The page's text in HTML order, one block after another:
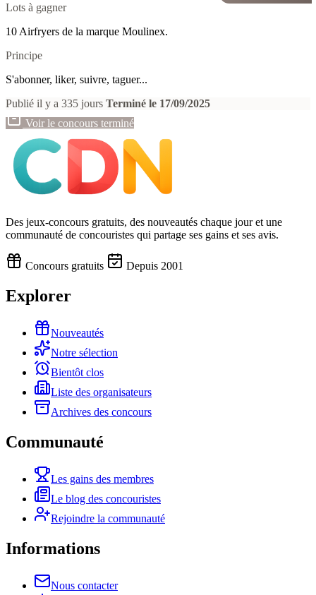
Lots à gagner
10 Airfryers de la marque Moulinex.
Principe
S'abonner, liker, suivre, taguer...
Publié il y a 335 jours Terminé le 17/09/2025
Voir le concours terminé
Des jeux-concours gratuits, des nouveautés chaque jour et une
communauté de concouristes qui partage ses gains et ses avis.
Concours gratuits Depuis 2001
Explorer
Nouveautés
Notre sélection
Bientôt clos
Liste des organisateurs
Archives des concours
Communauté
Les gains des membres
Le blog des concouristes
Rejoindre la communauté
Informations
Nous contacter